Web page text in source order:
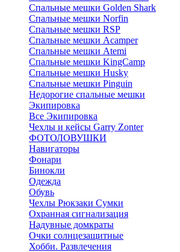
Спальные мешки Golden Shark
Спальные мешки Norfin
Спальные мешки RSP
Спальные мешки Acamper
Спальные мешки Atemi
Спальные мешки KingCamp
Спальные мешки Husky
Спальные мешки Pinguin
Недорогие спальные мешки
Экипировка
Все Экипировка
Чехлы и кейсы Garry Zonter
ФОТОЛОВУШКИ
Навигаторы
Фонари
Бинокли
Одежда
Обувь
Чехлы Рюкзаки Сумки
Охранная сигнализация
Надувные домкраты
Очки солнцезащитные
Хобби. Развлечения